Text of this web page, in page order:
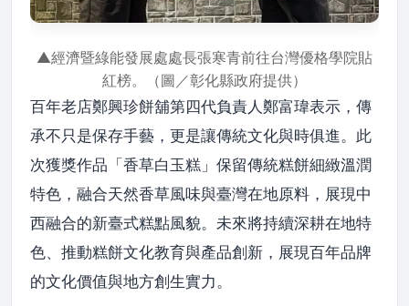
▲經濟暨綠能發展處處長張寒青前往台灣優格學院貼
紅榜。（圖／彰化縣政府提供）
百年老店鄭興珍餅舖第四代負責人鄭富瑋表示，傳
承不只是保存手藝，更是讓傳統文化與時俱進。此
次獲獎作品「香草白玉糕」保留傳統糕餅細緻溫潤
特色，融合天然香草風味與臺灣在地原料，展現中
西融合的新臺式糕點風貌。未來將持續深耕在地特
色、推動糕餅文化教育與產品創新，展現百年品牌
的文化價值與地方創生實力。